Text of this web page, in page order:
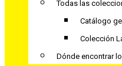
Todas las
Catálogo
Colección
Dónde encontrar